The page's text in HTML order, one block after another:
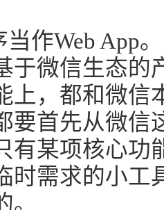
作Web App。
于微信生态的
上，都和微信
要首先从微信
有某项核心功
时需求的小工